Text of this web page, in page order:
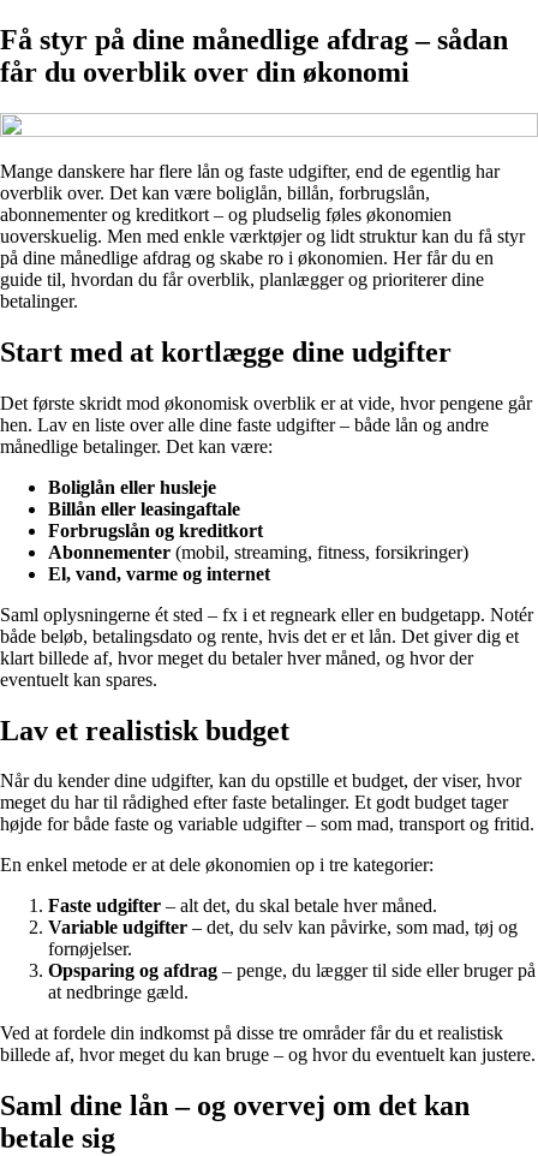
Få styr på dine månedlige afdrag – sådan
får du overblik over din økonomi
Mange danskere har flere lån og faste udgifter, end de egentlig har
overblik over. Det kan være boliglån, billån, forbrugslån,
abonnementer og kreditkort – og pludselig føles økonomien
uoverskuelig. Men med enkle værktøjer og lidt struktur kan du få styr
på dine månedlige afdrag og skabe ro i økonomien. Her får du en
guide til, hvordan du får overblik, planlægger og prioriterer dine
betalinger.
Start med at kortlægge dine udgifter
Det første skridt mod økonomisk overblik er at vide, hvor pengene går
hen. Lav en liste over alle dine faste udgifter – både lån og andre
månedlige betalinger. Det kan være:
Boliglån eller husleje
Billån eller leasingaftale
Forbrugslån og kreditkort
Abonnementer (mobil, streaming, fitness, forsikringer)
El, vand, varme og internet
Saml oplysningerne ét sted – fx i et regneark eller en budgetapp. Notér
både beløb, betalingsdato og rente, hvis det er et lån. Det giver dig et
klart billede af, hvor meget du betaler hver måned, og hvor der
eventuelt kan spares.
Lav et realistisk budget
Når du kender dine udgifter, kan du opstille et budget, der viser, hvor
meget du har til rådighed efter faste betalinger. Et godt budget tager
højde for både faste og variable udgifter – som mad, transport og fritid.
En enkel metode er at dele økonomien op i tre kategorier:
Faste udgifter – alt det, du skal betale hver måned.
Variable udgifter – det, du selv kan påvirke, som mad, tøj og
fornøjelser.
Opsparing og afdrag – penge, du lægger til side eller bruger på
at nedbringe gæld.
Ved at fordele din indkomst på disse tre områder får du et realistisk
billede af, hvor meget du kan bruge – og hvor du eventuelt kan justere.
Saml dine lån – og overvej om det kan
betale sig